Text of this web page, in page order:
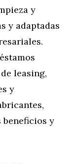
y
y adaptadas
leasing,
y
beneficios y